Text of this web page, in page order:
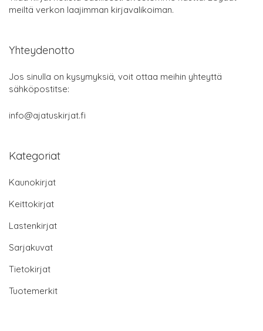
meiltä verkon laajimman kirjavalikoiman.
Yhteydenotto
Jos sinulla on kysymyksiä, voit ottaa meihin yhteyttä
sähköpostitse:
info@ajatuskirjat.fi
Kategoriat
Kaunokirjat
Keittokirjat
Lastenkirjat
Sarjakuvat
Tietokirjat
Tuotemerkit